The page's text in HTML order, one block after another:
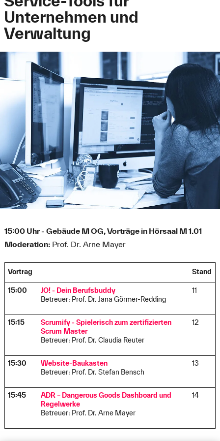
Unternehmen und
Verwaltung
15:00 Uhr - Gebäude M OG, Vorträge in Hörsaal M 1.01
Moderation:Prof. Dr. Arne Mayer
Vortrag Stand
15:00
JO! - Dein Berufsbuddy
Betreuer: Prof. Dr. Jana Görmer-Redding
11
15:15
Scrumify - Spielerisch zum zertifizierten
Scrum Master
Betreuer: Prof. Dr. Claudia Reuter
12
15:30
Website-Baukasten
Betreuer: Prof. Dr. Stefan Bensch
13
15:45
ADR – Dangerous Goods Dashboard und
Regelwerke
Betreuer: Prof. Dr. Arne Mayer
14